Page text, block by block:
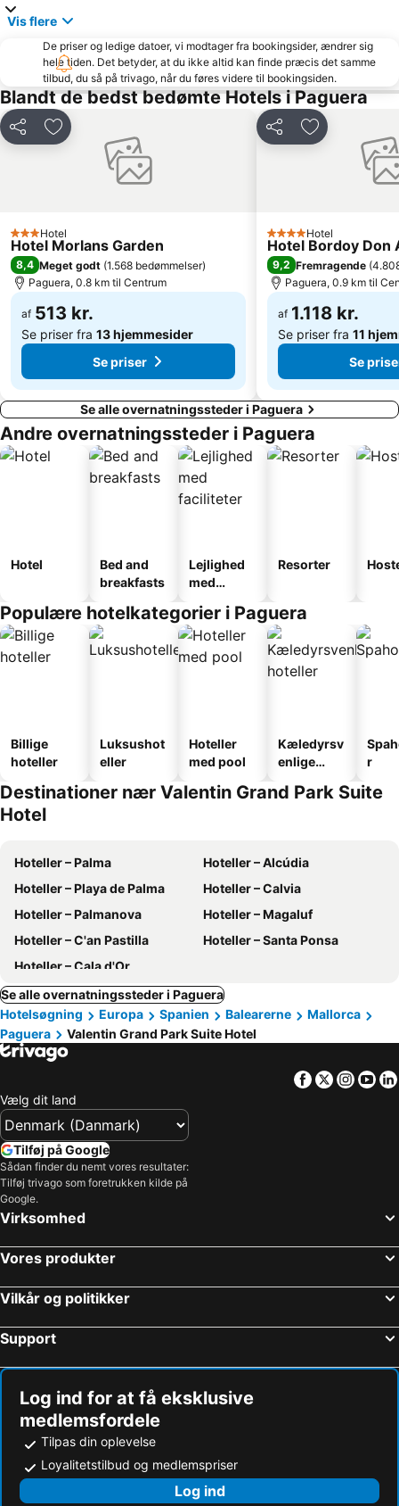
Can Pere Antoni
Son Vida Golf
Rambla dels Ducs de Palma de Mallorca
Ballonfahrt mit All in One Mallorca
S'Arenal
Paseo Marítimo
Platja d'en Repic
Caló d'en Monjo o Calo des Monjo
Sant Jaume
Secar de la Real
Placa Major
Cala Blanca - Platja de Palmanova
Plaça dels Patins
Palma Aquarium
Roma
House of Katmandu
Vis flere
De priser og ledige datoer, vi modtager fra bookingsider, ændrer sig
hele tiden. Det betyder, at du ikke altid kan finde præcis det samme
tilbud, du så på trivago, når du føres videre til bookingsiden.
Blandt de bedst bedømte Hotels i Paguera
Del Føj til favoritter
3 Stjerner
Hotel
Hotel Morlans Garden
8,4 Meget godt (1.568 bedømmelser)
Paguera, 0.8 km til Centrum
af 513 kr.
Se priser fra 13 hjemmesider
Se priser
Del Føj til
4 Stjerner
Hotel
Hotel Bordoy Don
9,2 Fremragende (
Paguera, 0.9 km til
af 1.118 kr.
Se priser fra 11
Se
Se alle overnatningssteder i Paguera
Andre overnatningssteder i Paguera
Hotel
Bed and
breakfasts
Lejlighed
med
Resorter
Populære hotelkategorier i Paguera
Billige
hoteller
Luksushot
eller
Hoteller
med pool
Kæledyrsv
enlige
r
Destinationer nær Valentin Grand Park Suite
Hotel
Hoteller – Palma
Hoteller – Alcúdia
Hoteller – Playa de Palma
Hoteller – Calvia
Hoteller – Palmanova
Hoteller – Magaluf
Hoteller – C'an Pastilla
Hoteller – Santa Ponsa
Hoteller – Cala d'Or
Se alle overnatningssteder i Paguera
Hotelsøgning
Europa Spanien Balearerne
Mallorca
Paguera
Valentin Grand Park Suite Hotel
Facebook
Twitter
Vælg dit land
Tilføj på Google
Sådan finder du nemt vores resultater:
Tilføj trivago som foretrukken kilde på
Google.
Virksomhed
Vores produkter
Vilkår og politikker
Support
Log ind for at få eksklusive
medlemsfordele
Tilpas din oplevelse
Loyalitetstilbud og medlemspriser
Log ind